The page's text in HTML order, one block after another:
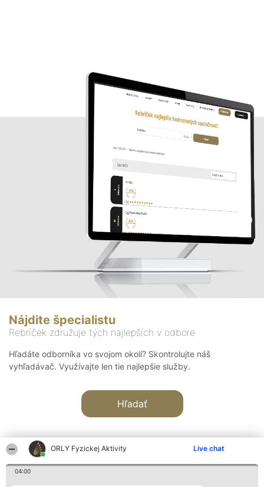
ORLY Fyzickej Aktivity Live chat
04:00
Nájdite špecialistu
Rebríček združuje tých najlepších v odbore
Hľadáte odborníka vo svojom okolí? Skontrolujte náš
vyhľadávač. Využívajte len tie najlepšie služby.
Hľadať